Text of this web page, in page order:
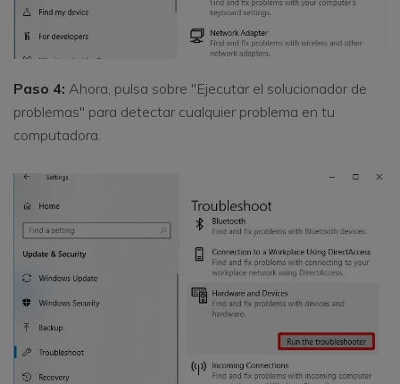
Paso 4: Ahora, pulsa sobre "Ejecutar el solucionador de
problemas" para detectar cualquier problema en tu
computadora.